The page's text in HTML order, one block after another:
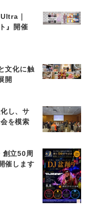
｜
』開催
文化に触
開
し、サ
を模索
創立50周
催します